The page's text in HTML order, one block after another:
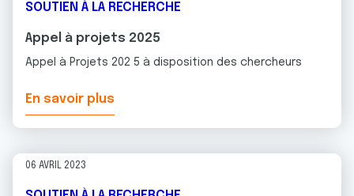
SOUTIEN À LA RECHERCHE
Appel à projets 2025
Appel à Projets 202 5 à disposition des chercheurs
En savoir plus
06 AVRIL 2023